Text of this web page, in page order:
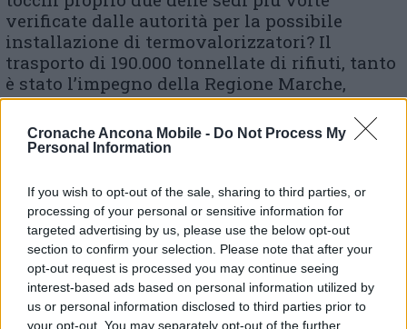
Cronache Ancona Mobile - Do Not Process My
Personal Information
If you wish to opt-out of the sale, sharing to third parties, or
processing of your personal or sensitive information for
targeted advertising by us, please use the below opt-out
section to confirm your selection. Please note that after your
opt-out request is processed you may continue seeing
interest-based ads based on personal information utilized by
us or personal information disclosed to third parties prior to
your opt-out. You may separately opt-out of the further
verificate dalle autorità per la possibile
installazione di termovalorizzatori? Il
trasporto di 190.000 tonnellate di rifiuti, tanto
è stato l’impegno della Regione Marche,
richiederebbero una infrastruttura dedicata e
l’optimum sarebbe se venisse pagata proprio
dalla popolazione. E l’agricoltura biologica, il
faranno a quel punto?». Il comitato denuncia
uno stallo nei lavori, che da mesi «sembrano
quasi impanati», spiegando che sono «questi i
dubbi a cui da un anno stiamo cercando di
dare risposta e che abbiamo condiviso un
mese fa con gli amici No Tav, ma anche con
TerreInMoto, Legambiente, Italia Nostra,